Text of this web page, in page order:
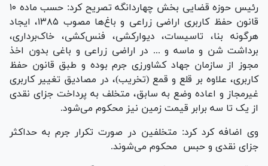
رئیس حوزه قضایی بخش چهاردانگه تصریح کرد: حسب ماده ۱۰
قانون حفظ کاربری اراضی زراعی و باغ‌ها مصوب ۱۳۸۵، ایجاد
هرگونه بنا، تاسیسات، دیوارکشی، فنس‌کشی، خاک‌برداری،
برداشت شن و ماسه و ... در اراضی زراعی و باغی بدون اخذ
مجوز از سازمان جهاد کشاورزی جرم بوده و طبق قانون حفظ
کاربری، علاوه بر قلع و قمع (تخریب)، در مصادیق تغییر کاربری
غیرمجاز و اعاده وضع به سابق، متخلف به پرداخت جزای نقدی
از یک تا سه برابر قیمت زمین نیز محکوم می‌شود.
وی اضافه کرد کرد: متخلفین در صورت تکرار جرم به حداکثر
جزای نقدی و حبس محکوم می‌شوند.